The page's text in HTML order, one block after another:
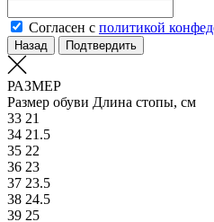
Согласен с политикой
Назад Подтвердить
РАЗМЕР
Размер обуви Длина стопы, см
33 21
34 21.5
35 22
36 23
37 23.5
38 24.5
39 25